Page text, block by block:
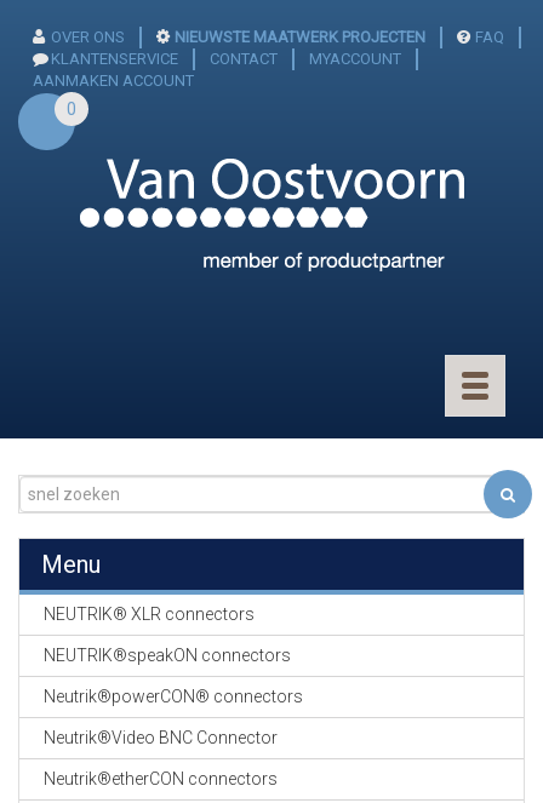
OVER ONS NIEUWSTE MAATWERK PROJECTEN
FAQ
KLANTENSERVICE
CONTACT
MYACCOUNT
AANMAKEN ACCOUNT
0
Toggle
GEVLOCHTEN KOUS
EN
KRIMP KOUS
KOPER KABEL
OP ROL
Menu
NEUTRIK® XLR connectors
NEUTRIK®speakON connectors
Neutrik®powerCON® connectors
Neutrik®Video BNC Connector
Neutrik®etherCON connectors